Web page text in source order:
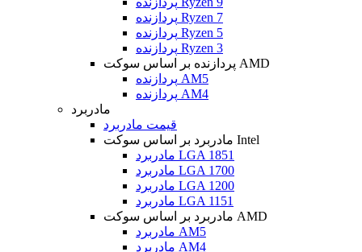
پردازنده Ryzen 7
پردازنده Ryzen 5
پردازنده Ryzen 3
پردازنده بر اساس سوکت AMD
پردازنده AM5
پردازنده AM4
مادربرد
قیمت مادربرد
مادربرد بر اساس سوکت Intel
مادربرد LGA 1851
مادربرد LGA 1700
مادربرد LGA 1200
مادربرد LGA 1151
مادربرد بر اساس سوکت AMD
مادربرد AM5
مادربرد AM4